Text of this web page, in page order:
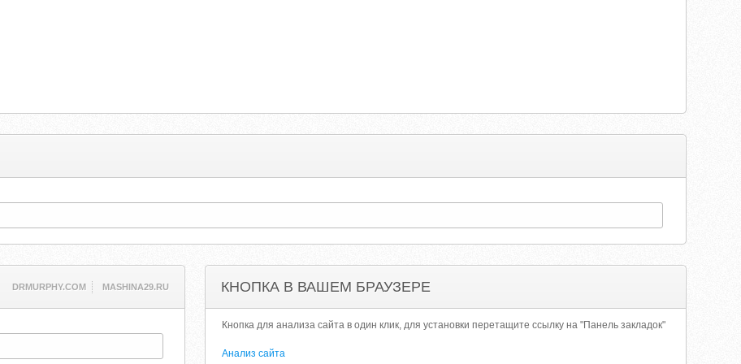
DRMURPHY.COM MASHINA29.RU КНОПКА В ВАШЕМ БРАУЗЕРЕ
Кнопка для анализа сайта в один клик, для установки перетащите ссылку на "Панель закладок"
Анализ сайта